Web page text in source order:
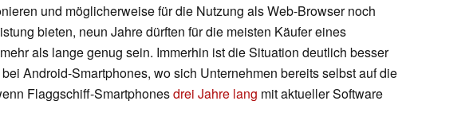
und möglicherweise für die Nutzung als Web-Browser noch
bieten, neun Jahre dürften für die meisten Käufer eines
als lange genug sein. Immerhin ist die Situation deutlich besser
Android-Smartphones, wo sich Unternehmen bereits selbst auf die
Flaggschiff-Smartphonesdrei Jahre lang mit aktueller Software